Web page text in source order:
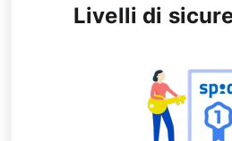
Livelli di